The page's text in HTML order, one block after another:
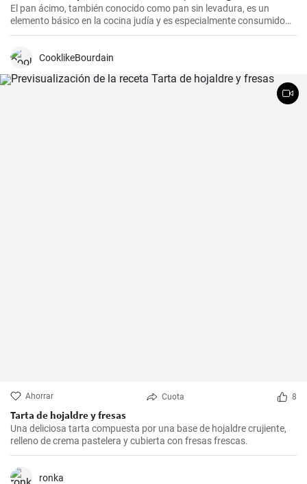
El pan ácimo, también conocido como pan sin levadura, es un
elemento básico en la cocina judía y es especialmente consumido
durante Pesaj. En esta receta, te mostraré cómo hacer tu propio
CooklikeBourdain
Ahorrar Cuota 8
Tarta de hojaldre y fresas
Una deliciosa tarta compuesta por una base de hojaldre crujiente,
relleno de crema pastelera y cubierta con fresas frescas.
ronka